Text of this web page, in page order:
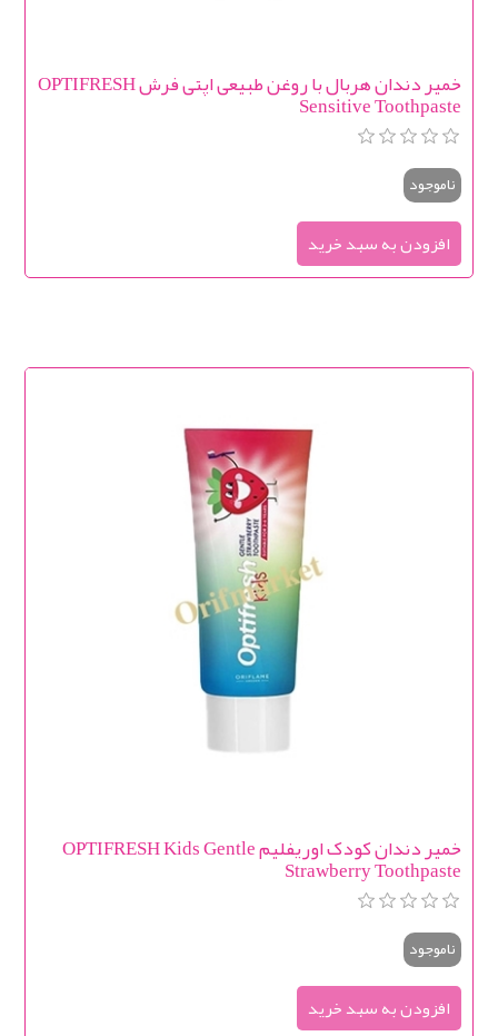
خمیر دندان هربال با روغن طبیعی اپتی فرش OPTIFRESH
Sensitive Toothpaste
ناموجود
خمیر دندان کودک اوریفلیم OPTIFRESH Kids Gentle
Strawberry Toothpaste
ناموجود